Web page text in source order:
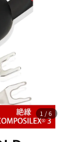
1 /6